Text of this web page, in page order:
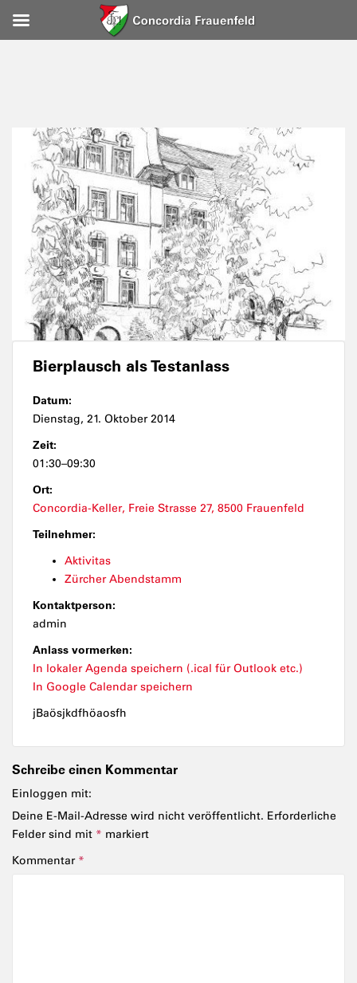
Bierplausch als Testanlass
Datum:
Dienstag, 21. Oktober 2014
Zeit:
01:30–09:30
Ort:
Concordia-Keller, Freie Strasse 27, 8500 Frauenfeld
Teilnehmer:
Aktivitas
Zürcher Abendstamm
Kontaktperson:
admin
Anlass vormerken:
In lokaler Agenda speichern (.ical für Outlook etc.)
In Google Calendar speichern
jBaösjkdfhöaosfh
Schreibe einen Kommentar
Einloggen mit:
Deine E-Mail-Adresse wird nicht veröffentlicht. Erforderliche
Felder sind mit * markiert
Kommentar *